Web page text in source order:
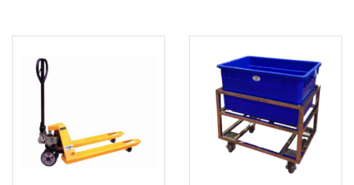
יכולת ניידות: שימו לב לאיכות הגלגלים, במיוחד בבחירת עגלות
כלוב עמוסות בציוד כבד.
סיכום
בחירת עגלת משא המתאימה לצרכים שלכם יכולה להוות שינוי
משמעותי ביעילות העבודה. למידע נוסף על עגלות משא ופתרונות
אחסון ושינוע, תוכלו לבקר בקטגוריית עגלות משא ולהתחיל לשדרג